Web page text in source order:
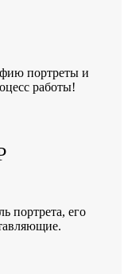
портреты и
работы!
портрета, его